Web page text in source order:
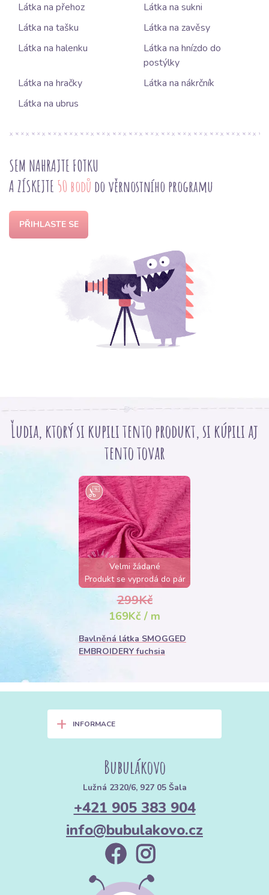
Látka na přehoz
Látka na sukni
Látka na tašku
Látka na zavěsy
Látka na halenku
Látka na hnízdo do
postýlky
Látka na hračky
Látka na nákrčník
Látka na ubrus
SEM NAHRAJTE FOTKU
A ZÍSKEJTE 50 bodů do věrnostního programu
PŘIHLASTE SE
Ľudia, ktorý si kupili tento produkt, si kúpili aj
tento tovar
Velmi žádané
Produkt se vyprodá do pár
hodin
299Kč
169Kč / m
Bavlněná látka SMOGGED
EMBROIDERY fuchsia
+ INFORMACE
Bubulákovo
Lužná 2320/6, 927 05 Šala
+421 905 383 904
info@bubulakovo.cz